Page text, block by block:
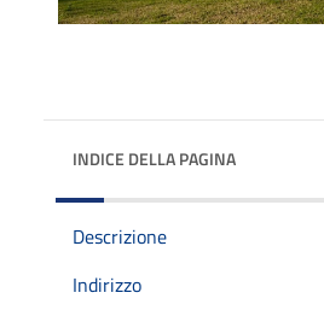
INDICE DELLA PAGINA
Descrizione
Indirizzo